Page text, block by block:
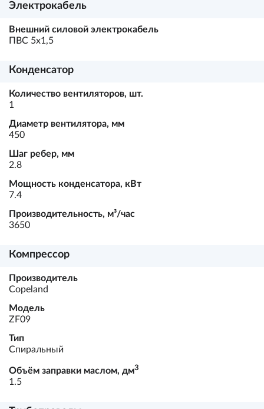
Электрокабель
Внешний силовой электрокабель
ПВС 5х1,5
Конденсатор
Количество вентиляторов, шт.
1
Диаметр вентилятора, мм
450
Шаг ребер, мм
2.8
Мощность конденсатора, кВт
7.4
Производительность, м³/час
3650
Компрессор
Производитель
Copeland
Модель
ZF09
Тип
Спиральный
Объём заправки маслом, дм3
1.5